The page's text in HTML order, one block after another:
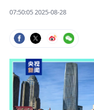
07:50:05 2025-08-28